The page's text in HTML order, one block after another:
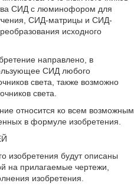
СИД с люминофором для
СИД-матрицы и СИД-
исходного
направлено, в
СИД любого
света, также возможно
света.
относится ко всем возможным
в формуле изобретения.
изобретения будут описаны
на прилагаемые чертежи,
изобретения.